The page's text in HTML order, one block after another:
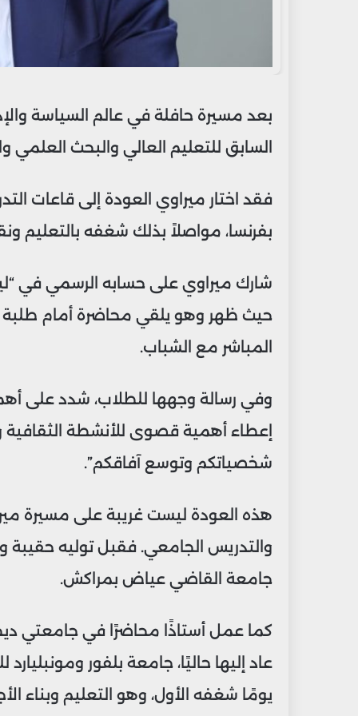
بعد مسيرة حافلة في عالم السياسة
السابق للتعليم العالي والبحث العلمي
فقد اختار ميراوي العودة إلى قاعات
بفرنسا، مواصلاً بذلك شغفه بالتعليم
شارك ميراوي على حسابه الرسمي في
حيث ظهر وهو يلقي محاضرة أمام طلبة
المباشر مع الشباب.
وفي رسالة وجهها للطلاب، شدد على
إعطاء أهمية قصوى للأنشطة
شخصياتكم وتوسع آفاقكم”.
هذه العودة ليست غريبة على مسيرة
والتدريس الجامعي. فقبل توليه حقيبة
جامعة القاضي عياض بمراكش.
كما عمل أستاذًا محاضرًا في جامعتي
عاد إليها حاليًا، جامعة بلفور
يومًا شغفه الأول، وهو التعليم وبناء